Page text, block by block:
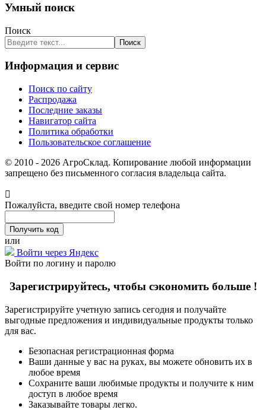
Умный поиск
Поиск
Поиск
Информация и сервис
Поиск по сайту
Распродажа
Последние заказы
Навигатор сайта
Политика обработки
Пользовательское соглашение
© 2010 - 2026 АгроСклад. Копирование любой информации
запрещено без письменного согласия владельца сайта.
Пожалуйста, введите свой номер телефона
или
Войти через Яндекс
Войти по логину и паролю
Зарегистрируйтесь, чтобы сэкономить больше !
Зарегистрируйте учетную запись сегодня и получайте
выгодные предложения и индивидуальные продукты только
для вас.
Безопасная регистрационная форма
Ваши данные у вас на руках, вы можете обновить их в
любое время
Сохраните ваши любимые продукты и получите к ним
доступ в любое время
Заказывайте товары легко.